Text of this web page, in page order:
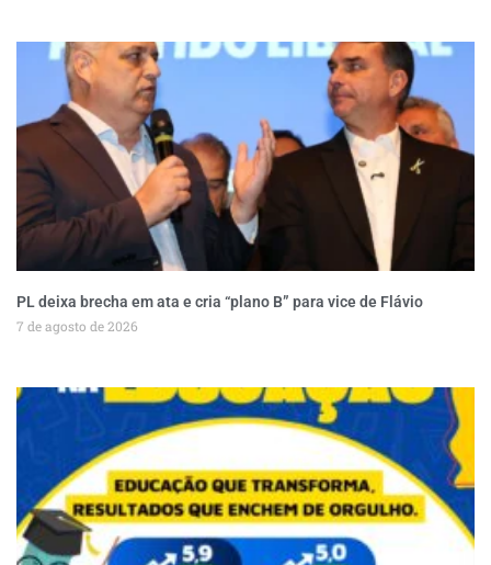
PL deixa brecha em ata e cria “plano B” para vice de Flávio
7 de agosto de 2026